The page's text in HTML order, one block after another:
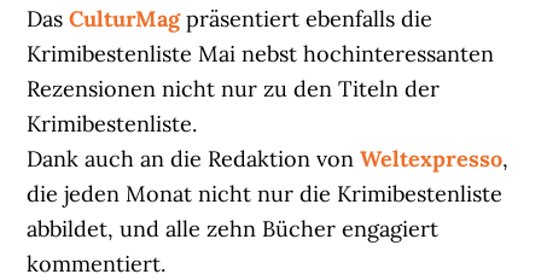
DasCulturMagpräsentiert ebenfalls die
Krimibestenliste Mai nebst hochinteressanten
Rezensionen nicht nur zu den Titeln der
Krimibestenliste.
Dank auch an die Redaktion vonWeltexpresso,
die jeden Monat nicht nur die Krimibestenliste
abbildet, und alle zehn Bücher engagiert
kommentiert.